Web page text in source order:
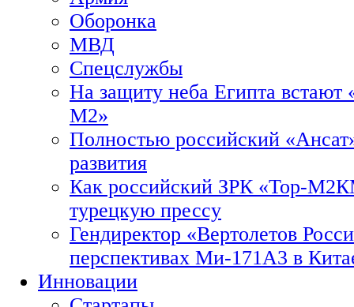
Оборонка
МВД
Спецслужбы
На защиту неба Египта встают
М2»
Полностью российский
развития
Как российский ЗРК «Тор-
турецкую прессу
Гендиректор «Вертолетов
перспективах Ми-171А3 в
Инновации